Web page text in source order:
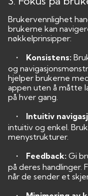
Brukervennlighet
brukerne kan
nøkkelprinsipper:
• Konsistens:
og
hjelper brukerne
appen uten å måtte
på hver gang.
• Intuitiv
intuitiv og enkel.
menystrukturer.
• Feedback: Gi
på deres handlinger.
når de sender et